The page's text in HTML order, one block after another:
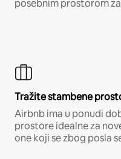
posebnim prostorom
Tražite stambene
Airbnb ima u ponudi
prostore idealne za
one koji se zbog posla